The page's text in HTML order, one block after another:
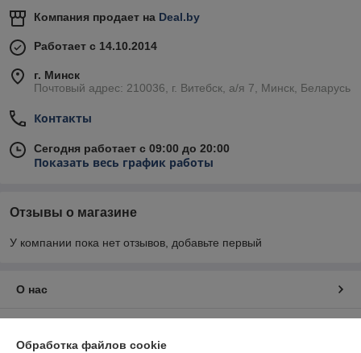
Компания продает на Deal.by
Работает с 14.10.2014
г. Минск
Почтовый адрес: 210036, г. Витебск, а/я 7, Минск, Беларусь
Контакты
Сегодня работает с 09:00 до 20:00
Показать весь график работы
Отзывы о магазине
У компании пока нет отзывов, добавьте первый
О нас
Обработка файлов cookie